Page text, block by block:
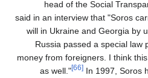
head of the Social
, said in an interview that "Soros
will in Ukraine and Georgia by
Russia passed a special law
money from foreigners. I think
as well."
[66] In 1997, Soros